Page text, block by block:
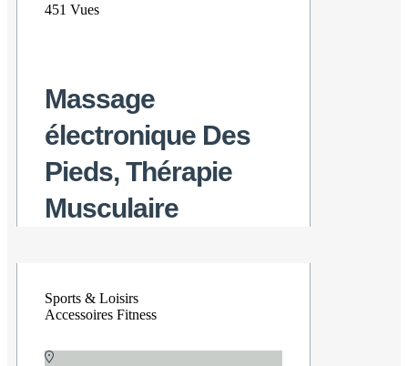
451 Vues
Massage
électronique Des
Pieds, Thérapie
Musculaire
Sports & Loisirs
Accessoires Fitness